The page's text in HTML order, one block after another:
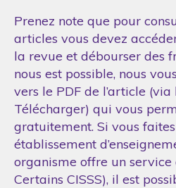
Prenez note que pour
articles vous devez
la revue et débourser des
nous est possible, nous
vers le PDF de l’article
Télécharger) qui vous
gratuitement. Si vous
établissement
organisme offre un
Certains CISSS), il est